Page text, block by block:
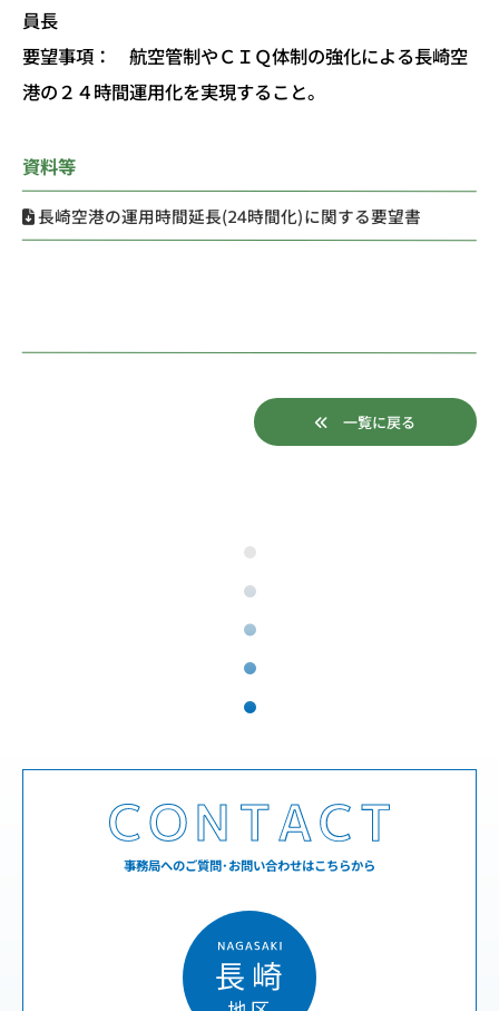
員長
要望事項： 航空管制やＣＩＱ体制の強化による長崎空
港の２４時間運用化を実現すること。
資料等
長崎空港の運用時間延長(24時間化)に関する要望書
一覧に戻る
事務局へのご質問･お問い合わせはこちらから